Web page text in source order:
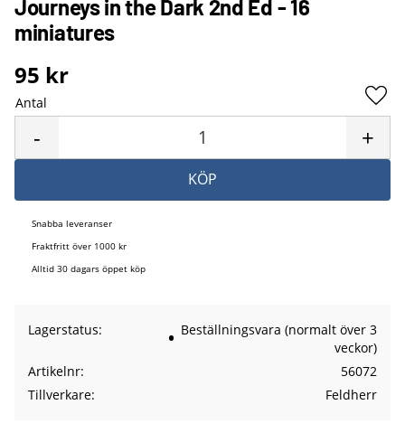
Journeys in the Dark 2nd Ed - 16
miniatures
95 kr
Antal
+
-
KÖP
Snabba leveranser
Fraktfritt över 1000 kr
Alltid 30 dagars öppet köp
Lagerstatus
Beställningsvara (normalt över 3
veckor)
Artikelnr
56072
Tillverkare
Feldherr